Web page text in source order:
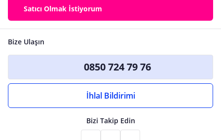
Satıcı Olmak İstiyorum
Bize Ulaşın
0850 724 79 76
İhlal Bildirimi
Bizi Takip Edin